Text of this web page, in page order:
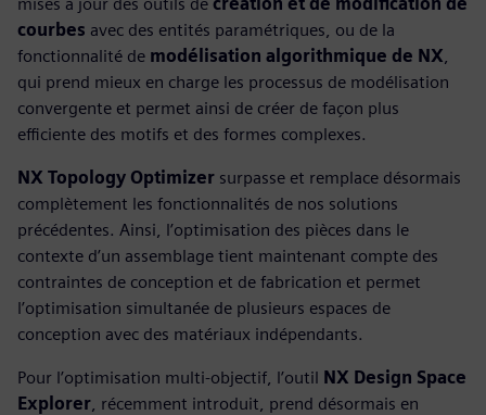
courbes avec des entités paramétriques, ou de la
fonctionnalité de modélisation algorithmique de NX
qui prend mieux en charge les processus de modélisation
convergente et permet ainsi de créer de façon plus
efficiente des motifs et des formes complexes.
NX Topology Optimizer surpasse et remplace désormais
complètement les fonctionnalités de nos solutions
précédentes. Ainsi, l’optimisation des pièces dans le
contexte d’un assemblage tient maintenant compte des
contraintes de conception et de fabrication et permet
l’optimisation simultanée de plusieurs espaces de
conception avec des matériaux indépendants.
Pour l’optimisation multi-objectif, l’outil NX Design Space
Explorer , récemment introduit, prend désormais en